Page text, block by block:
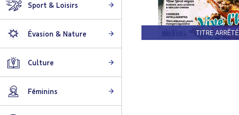
TITRE ARRÊTÉ
Sport & Loisirs
Évasion & Nature
Culture
Féminins